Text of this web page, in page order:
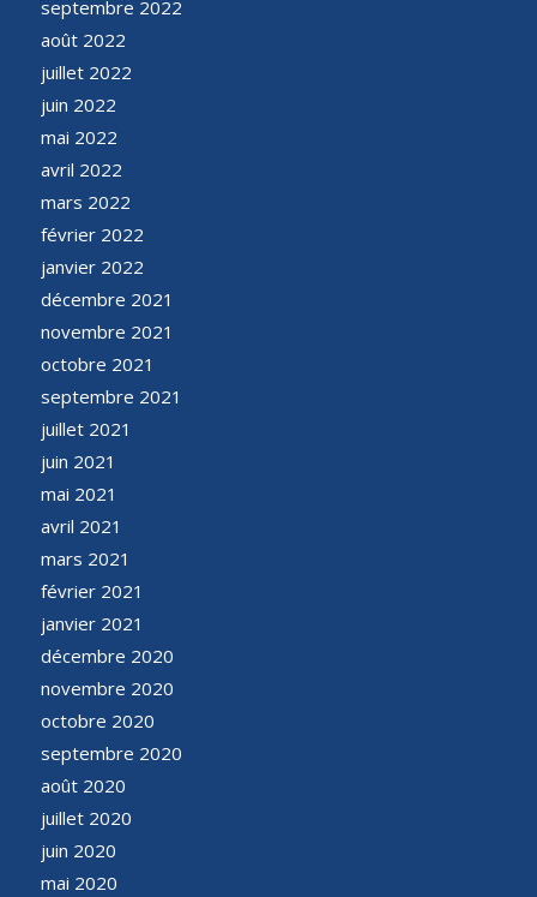
septembre 2022
août 2022
juillet 2022
juin 2022
mai 2022
avril 2022
mars 2022
février 2022
janvier 2022
décembre 2021
novembre 2021
octobre 2021
septembre 2021
juillet 2021
juin 2021
mai 2021
avril 2021
mars 2021
février 2021
janvier 2021
décembre 2020
novembre 2020
octobre 2020
septembre 2020
août 2020
juillet 2020
juin 2020
mai 2020